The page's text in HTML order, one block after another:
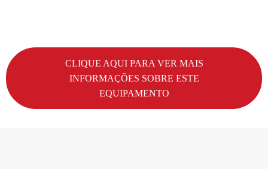
CLIQUE AQUI PARA VER MAIS
INFORMAÇÕES SOBRE ESTE
EQUIPAMENTO